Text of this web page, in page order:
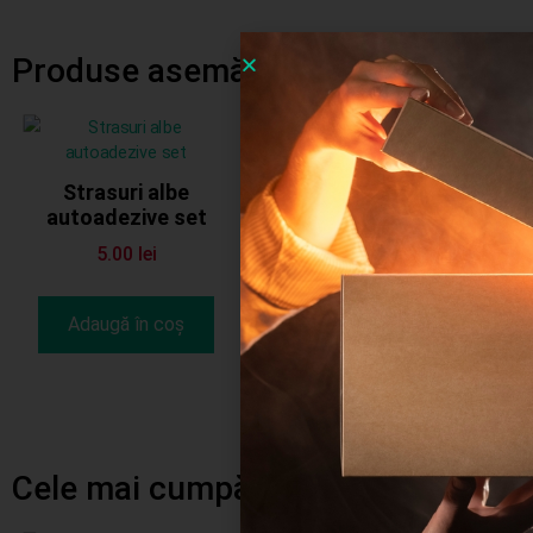
Produse asemănătoare
Strasuri albe
autoadezive set
5.00 lei
Adaugă în coș
Strasuri set
autoadezive
Cele mai cumpărate produse